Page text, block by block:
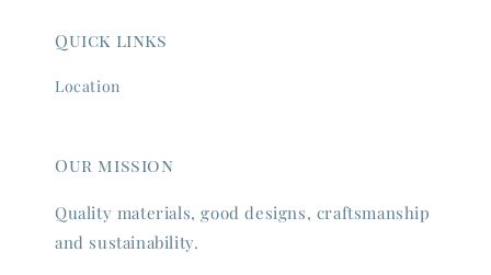
Quick links
Location
Our mission
Quality materials, good designs, craftsmanship
and sustainability.